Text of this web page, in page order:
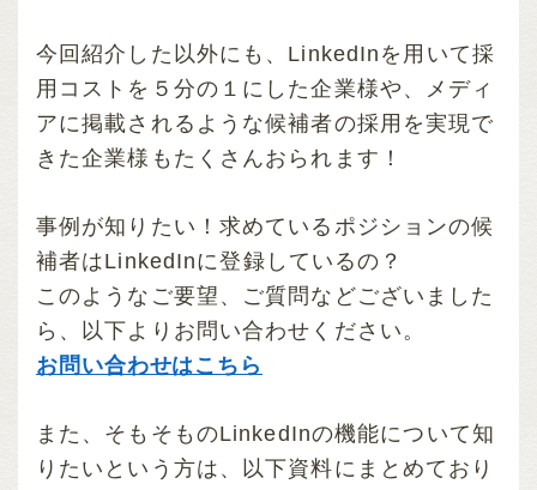
今回紹介した以外にも、LinkedInを用いて採
用コストを５分の１にした企業様や、メディ
アに掲載されるような候補者の採用を実現で
きた企業様もたくさんおられます！
事例が知りたい！求めているポジションの候
補者はLinkedInに登録しているの？
このようなご要望、ご質問などございました
ら、以下よりお問い合わせください。
お問い合わせはこちら
また、そもそものLinkedInの機能について知
りたいという方は、以下資料にまとめており